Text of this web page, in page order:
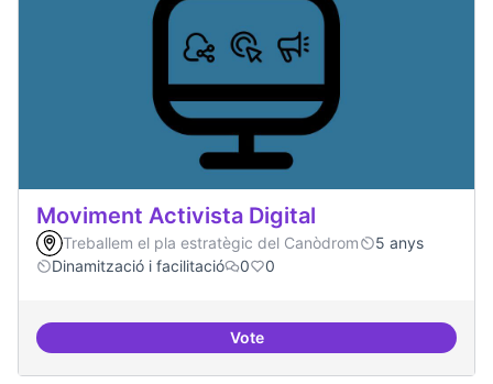
Moviment Activista Digital
Treballem el pla estratègic del Canòdrom
5 anys
Dinamització i facilitació
0 0
VoteMoviment Activista Digital